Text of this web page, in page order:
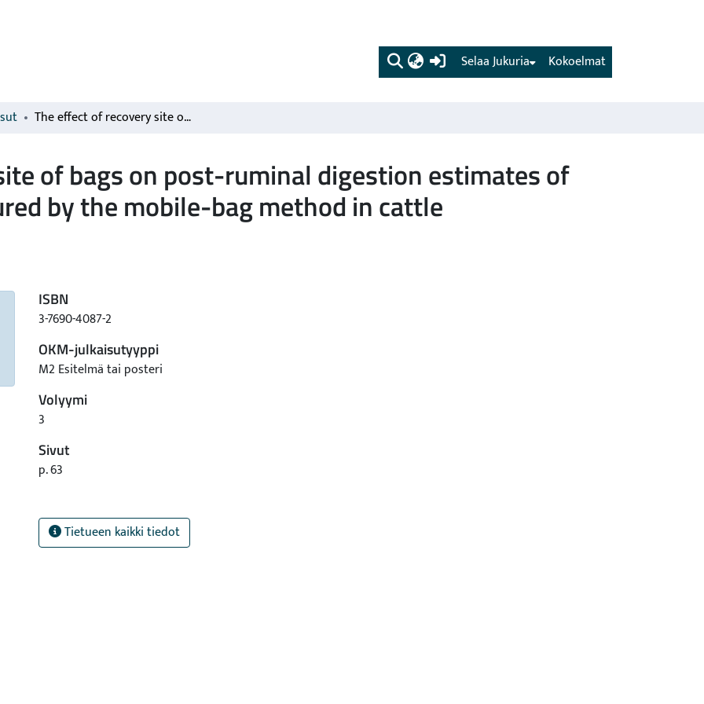
(current) Kokoelmat
Selaa Jukuria
The effect of recovery site of bags on post-ruminal digestion estimates of feed nitrogen as measured by the mobile-bag method in cattle
of bags on post-ruminal digestion estimates of
by the mobile-bag method in cattle
ISBN
3-7690-4087-2
OKM-julkaisutyyppi
M2 Esitelmä tai posteri
Volyymi
3
Sivut
p. 63
Tietueen kaikki tiedot